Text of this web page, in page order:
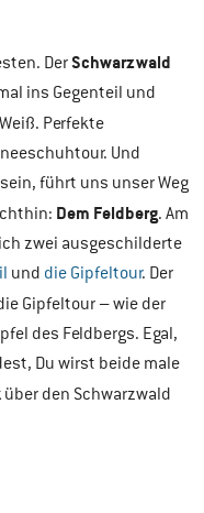
DerSchwarzwald
ins Gegenteil und
Perfekte
Und
führt uns unser Weg
Dem Feldberg. Am
zwei ausgeschilderte
und die Gipfeltour. Der
Gipfeltour – wie der
des Feldbergs. Egal,
Du wirst beide male
über den Schwarzwald